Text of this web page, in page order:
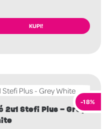
KUPI!
-18%
Stefi Plus – Grey